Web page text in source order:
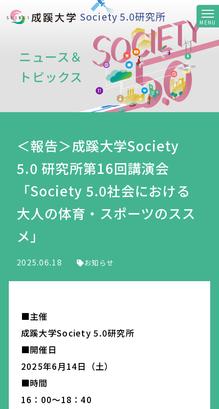
Society 5.0研究所
ニュース＆
トピックス
＜報告＞成蹊大学Society
5.0 研究所第16回講演会
「Society 5.0社会における
大人の体育・スポーツのスス
メ」
2025.06.18 お知らせ
■主催
成蹊大学Society 5.0研究所
■開催日
2025年6月14日（土）
■時間
16：00～18：40